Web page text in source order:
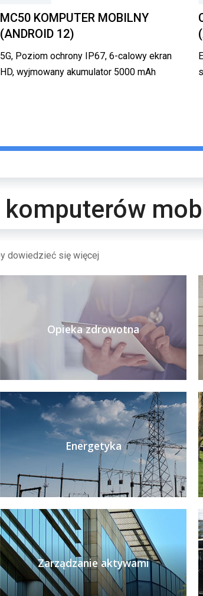
MC50 KOMPUTER MOBILNY
(ANDROID 12)
5G, Poziom ochrony IP67, 6-calowy ekran
HD, wyjmowany akumulator 5000 mAh
dowiedzieć się więcej
Opieka zdrowotna
Energetyka
Zarządzanie aktywami